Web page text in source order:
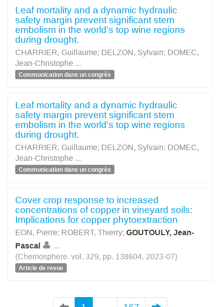
Leaf mortality and a dynamic hydraulic
safety margin prevent significant stem
embolism in the world's top wine regions
during drought.
CHARRIER, Guillaume; DELZON, Sylvain; DOMEC,
Jean-Christophe ...
Communication dans un congrès
Leaf mortality and a dynamic hydraulic
safety margin prevent significant stem
embolism in the world's top wine regions
during drought.
CHARRIER, Guillaume; DELZON, Sylvain; DOMEC,
Jean-Christophe ...
Communication dans un congrès
Cover crop response to increased
concentrations of copper in vineyard soils:
Implications for copper phytoextraction
EON, Pierre; ROBERT, Thierry; GOUTOULY, Jean-
Pascal
...
(Chemosphere. vol. 329, pp. 138604, 2023-07)
Article de revue